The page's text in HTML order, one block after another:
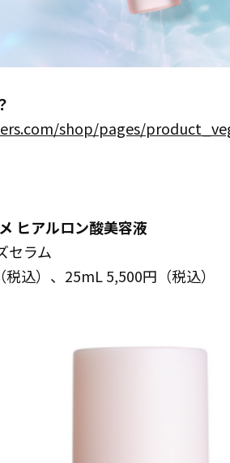
shop/pages/
ヒアルロン酸美容液
セラム
込）、25mL 5,500円（税込）